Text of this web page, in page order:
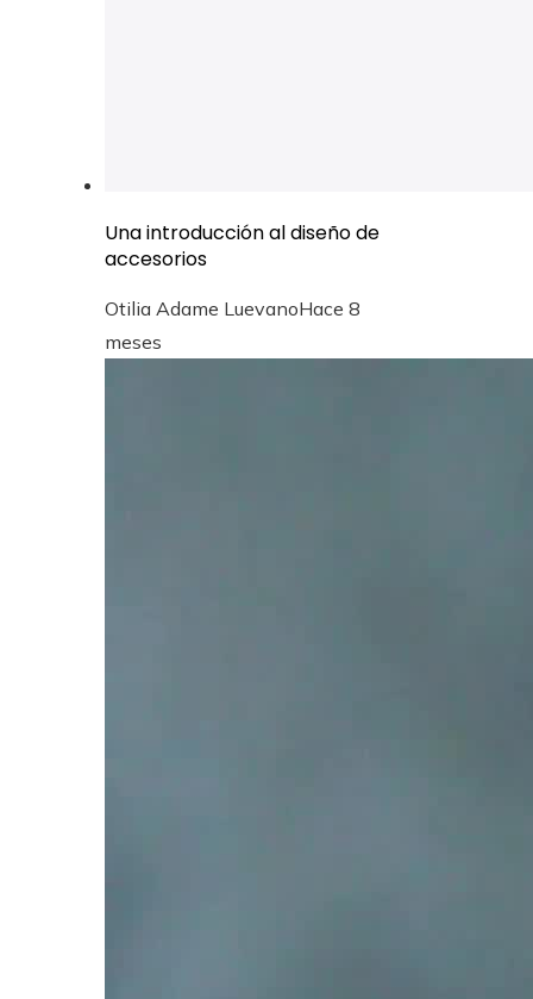
Una introducción al diseño de
accesorios
Otilia Adame LuevanoHace 8
meses